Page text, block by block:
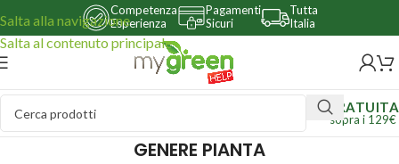
Salta alla navigazione
Salta al contenuto principale
Competenza
Esperienza
Pagamenti
Sicuri
Tutta
Italia
GRATUITA
sopra i 129€
GENERE PIANTA